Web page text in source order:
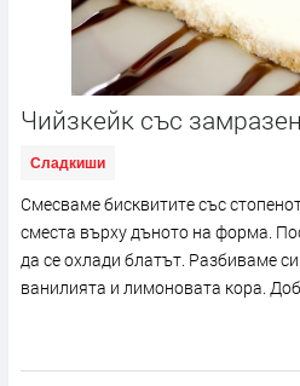
Чийзкейк със
Сладкиши
Смесваме бисквитите със
сместа върху дъното на форма.
да се охлади блатът. Разбиваме
ванилията и лимоновата кора.